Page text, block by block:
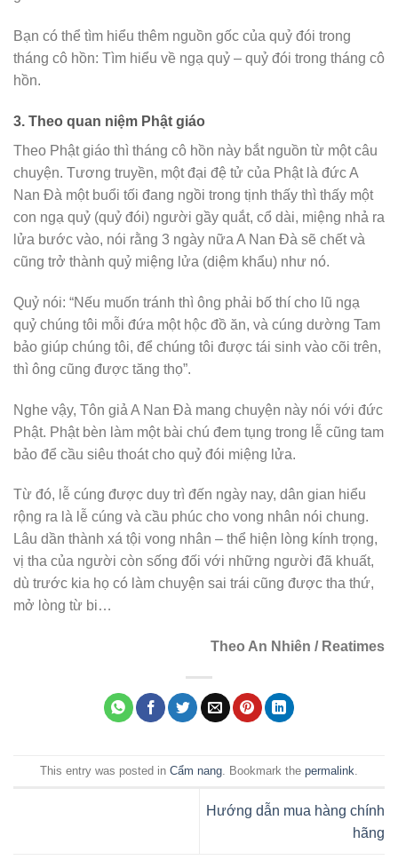
Bạn có thể tìm hiểu thêm nguồn gốc của quỷ đói trong
tháng cô hồn: Tìm hiểu về ngạ quỷ – quỷ đói trong tháng cô
hồn.
3. Theo quan niệm Phật giáo
Theo Phật giáo thì tháng cô hồn này bắt nguồn từ một câu
chuyện. Tương truyền, một đại đệ tử của Phật là đức A
Nan Đà một buổi tối đang ngồi trong tịnh thấy thì thấy một
con ngạ quỷ (quỷ đói) người gầy quắt, cổ dài, miệng nhả ra
lửa bước vào, nói rằng 3 ngày nữa A Nan Đà sẽ chết và
cũng trở thành quỷ miệng lửa (diệm khẩu) như nó.
Quỷ nói: “Nếu muốn tránh thì ông phải bố thí cho lũ ngạ
quỷ chúng tôi mỗi đứa một hộc đồ ăn, và cúng dường Tam
bảo giúp chúng tôi, để chúng tôi được tái sinh vào cõi trên,
thì ông cũng được tăng thọ”.
Nghe vậy, Tôn giả A Nan Đà mang chuyện này nói với đức
Phật. Phật bèn làm một bài chú đem tụng trong lễ cũng tam
bảo để cầu siêu thoát cho quỷ đói miệng lửa.
Từ đó, lễ cúng được duy trì đến ngày nay, dân gian hiểu
rộng ra là lễ cúng và cầu phúc cho vong nhân nói chung.
Lâu dần thành xá tội vong nhân – thể hiện lòng kính trọng,
vị tha của người còn sống đối với những người đã khuất,
dù trước kia họ có làm chuyện sai trái cũng được tha thứ,
mở lòng từ bi…
Theo An Nhiên / Reatimes
This entry was posted in Cẩm nang . Bookmark the permalink
Hướng dẫn mua hàng chính
hãng